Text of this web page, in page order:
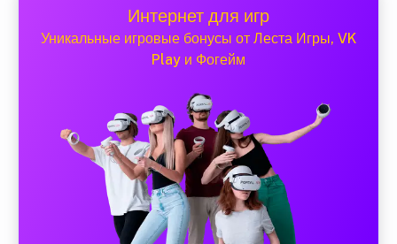
Интернет для игр
Уникальные игровые бонусы от Леста Игры, VK
Play и Фогейм